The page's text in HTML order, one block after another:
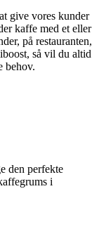
give vores kunder
kaffe med et eller
på restauranten,
så vil du altid
behov.
den perfekte
i